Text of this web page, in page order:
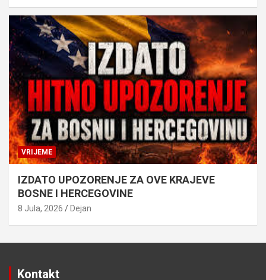
VRIJEME
IZDATO UPOZORENJE ZA OVE KRAJEVE
BOSNE I HERCEGOVINE
8 Jula, 2026 Dejan
Kontakt